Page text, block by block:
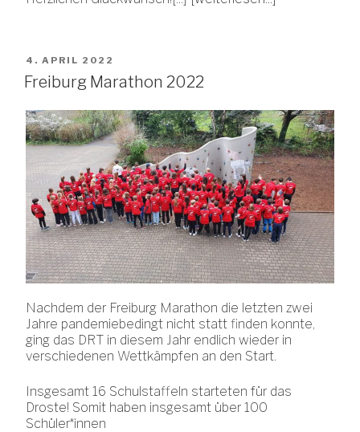
VERÖFFENTLICHT
AM
4. APRIL 2022
Freiburg Marathon 2022
Nachdem der Freiburg Marathon die letzten zwei
Jahre pandemiebedingt nicht statt finden konnte,
ging das DRT in diesem Jahr endlich wieder in
verschiedenen Wettkämpfen an den Start.
Insgesamt 16 Schulstaffeln starteten für das
Droste! Somit haben insgesamt über 100
Schüler*innen